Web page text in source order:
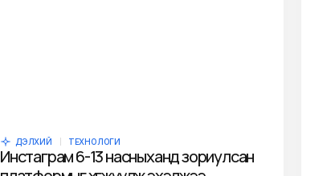
ДЭЛХИЙ ТЕХНОЛОГИ
Инстаграм 6-13 насныханд зориулсан